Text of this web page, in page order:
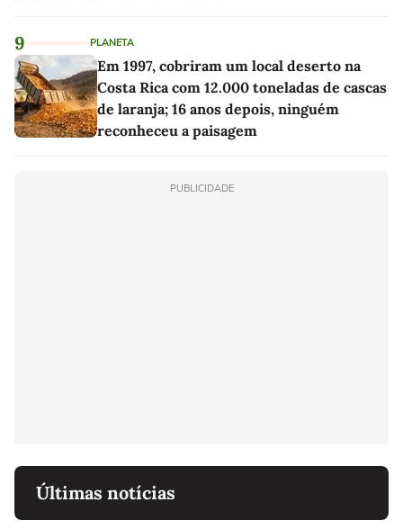
9 PLANETA
Em 1997, cobriram um local deserto na
Costa Rica com 12.000 toneladas de cascas
de laranja; 16 anos depois, ninguém
reconheceu a paisagem
PUBLICIDADE
Últimas notícias